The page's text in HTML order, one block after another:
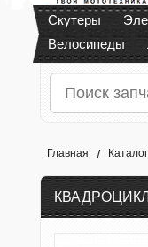
Скутеры
Велосипеды
Главная
КВАДРОЦИКЛ